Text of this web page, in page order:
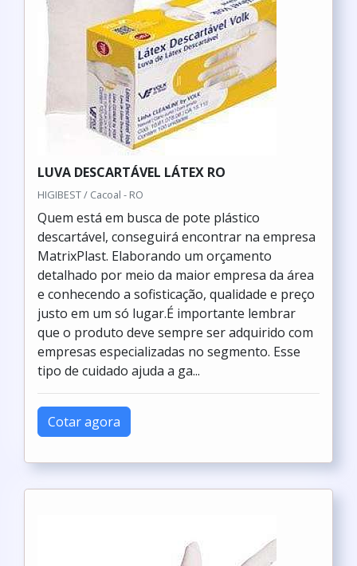
LUVA DESCARTÁVEL LÁTEX RO
HIGIBEST / Cacoal - RO
Quem está em busca de pote plástico
descartável, conseguirá encontrar na empresa
MatrixPlast. Elaborando um orçamento
detalhado por meio da maior empresa da área
e conhecendo a sofisticação, qualidade e preço
justo em um só lugar.É importante lembrar
que o produto deve sempre ser adquirido com
empresas especializadas no segmento. Esse
tipo de cuidado ajuda a ga...
Cotar agora